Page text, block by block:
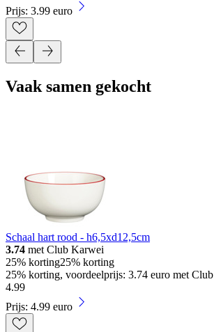
Prijs: 3.99 euro
Vaak samen gekocht
Schaal hart rood - h6,5xd12,5cm
3.74 met Club Karwei
25% korting25% korting
25% korting, voordeelprijs: 3.74 euro met
4.99
Prijs: 4.99 euro